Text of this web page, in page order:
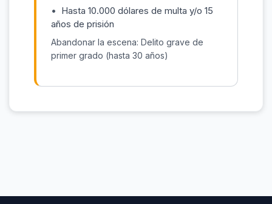
Hasta 10.000 dólares de multa y/o 15
años de prisión
Abandonar la escena: Delito grave de
primer grado (hasta 30 años)